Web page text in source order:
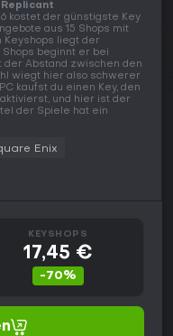
Replicant
kostet der günstigste Key
aus 15 Shops mit
Keyshops liegt der
beginnt er bei
der Abstand zwischen den
wiegt hier also schwerer
kaufst du einen Key, den
und hier ist der
der Spiele hat ein
Enix
KEYSHOPS
17,45 €
-70%